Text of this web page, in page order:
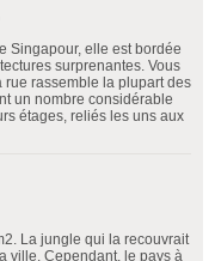
Singapour, elle est bordée
surprenantes. Vous
rassemble la plupart des
un nombre considérable
étages, reliés les uns aux
La jungle qui la recouvrait
ville. Cependant, le pays à